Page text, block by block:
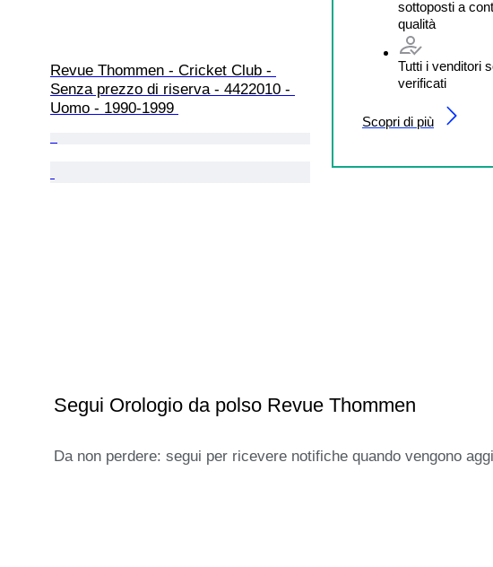
Revue Thommen - Cricket Club -
Senza prezzo di riserva - 4422010 -
Uomo - 1990-1999
sottoposti a
qualità
Tutti i venditori
verificati
Scopri di più
Segui Orologio da polso Revue Thommen
Da non perdere: segui per ricevere notifiche quando vengono